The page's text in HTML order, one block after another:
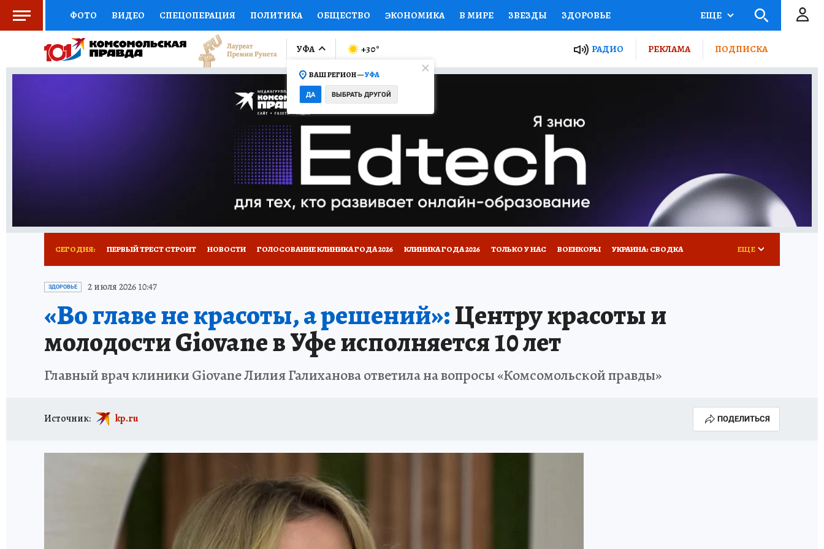
ФОТО ВИДЕО СПЕЦОПЕРАЦИЯ ПОЛИТИКА ОБЩЕСТВО ЭКОНОМИКА В МИРЕ ЗВЕЗДЫ ЗДОРОВЬЕ
СОЦПОДДЕРЖКА НАУКА СПОРТ КОЛУМНИСТЫ ПРОИСШЕСТВИЯ НАЦИОНАЛЬНЫЕ ПРОЕКТЫ РОССИИ
ВЫБОР ЭКСПЕРТОВ ДОКТОР ФИНАНСЫ ОТКРЫВАЕМ МИР СЕМЬЯ ЖЕНСКИЕ СЕКРЕТЫ ПУТЕВОДИТЕЛЬ
ПРОГНОЗЫ НА СПОРТ ПРОМОКОДЫ СЕРИАЛЫ
ТЕЛЕВИЗОР КОЛЛЕКЦИИ КОНКУРСЫ ГИД ПОТРЕБИТЕЛЯ
НОВОЕ НА САЙТЕ
ЕЩЕ
УФА
ВАШ РЕГИОН —УФА
ДА ВЫБРАТЬ ДРУГОЙ
+30° РАДИО РЕКЛАМА ПОДПИСКА
СЕГОДНЯ: ПЕРВЫЙ ТРЕСТ СТРОИТ НОВОСТИ ГОЛОСОВАНИЕ КЛИНИКА ГОДА 2026 КЛИНИКА ГОДА 2026 ТОЛЬКО У НАС ВОЕНКОРЫ УКРАИНА: СВОДКА
КП В МАХ ОТДЫХ В РОССИИ
ЕЩЕ
ЗДОРОВЬЕ 2 июля 2026 10:47
«Во главе не красоты, а решений»:Центру красоты и
молодости Giovane в Уфе исполняется 10 лет
Главный врач клиники Giovane Лилия Галиханова ответила на вопросы «Комсомольской правды»
Источник: kp.ru ПОДЕЛИТЬСЯ